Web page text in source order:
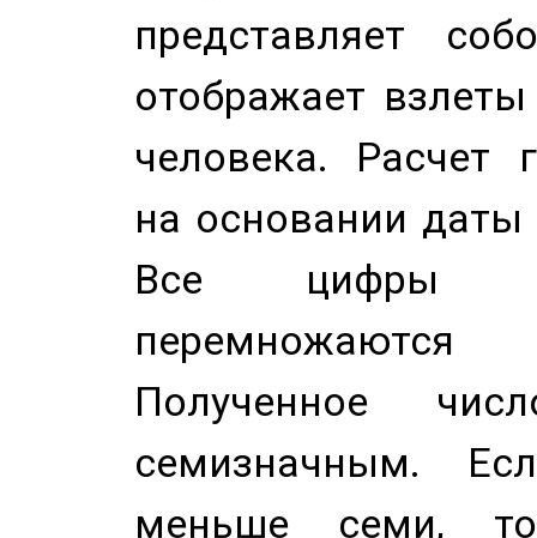
представляет
отображает
человека. Расчет
на основании
Все цифры
Полученное
семизначным.
меньше семи,